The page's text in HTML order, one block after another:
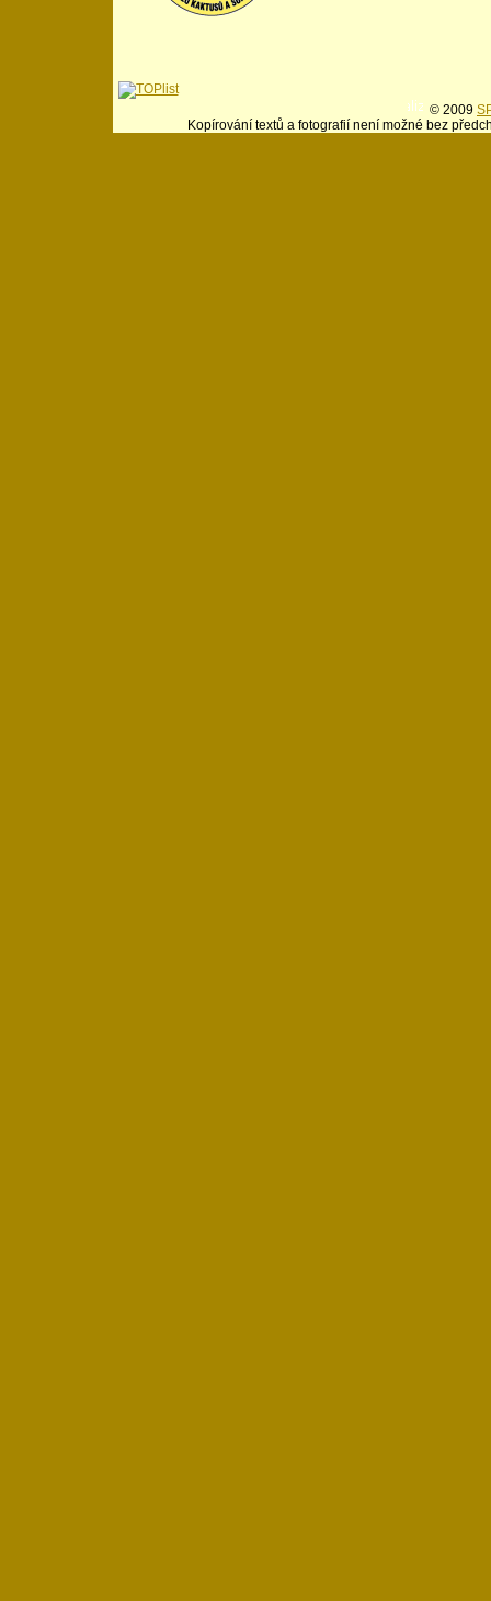
© 2009
Kopírování textů a fotografií není možné bez